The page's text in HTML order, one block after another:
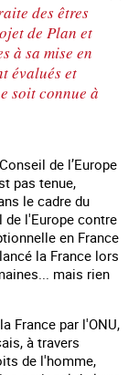
des êtres
de Plan et
à sa mise en
évalués et
soit connue à
de l’Europe
pas tenue,
le cadre du
de l'Europe contre
en France
la France lors
mais rien
France par l'ONU,
à travers
de l'homme,